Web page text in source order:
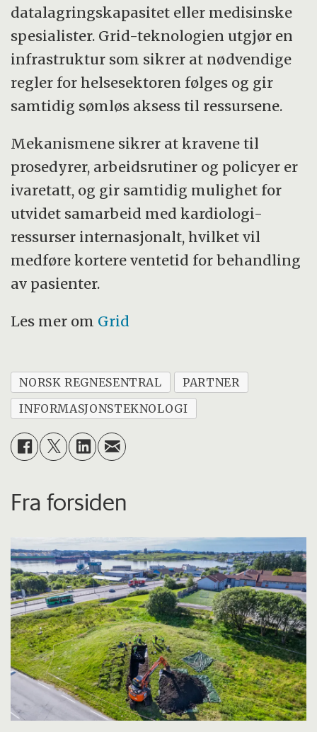
datalagringskapasitet eller medisinske
spesialister. Grid-teknologien utgjør en
infrastruktur som sikrer at nødvendige
regler for helsesektoren følges og gir
samtidig sømløs aksess til ressursene.
Mekanismene sikrer at kravene til
prosedyrer, arbeidsrutiner og policyer er
ivaretatt, og gir samtidig mulighet for
utvidet samarbeid med kardiologi-
ressurser internasjonalt, hvilket vil
medføre kortere ventetid for behandling
av pasienter.
Les mer om Grid
NORSK REGNESENTRAL
PARTNER
INFORMASJONSTEKNOLOGI
Fra forsiden